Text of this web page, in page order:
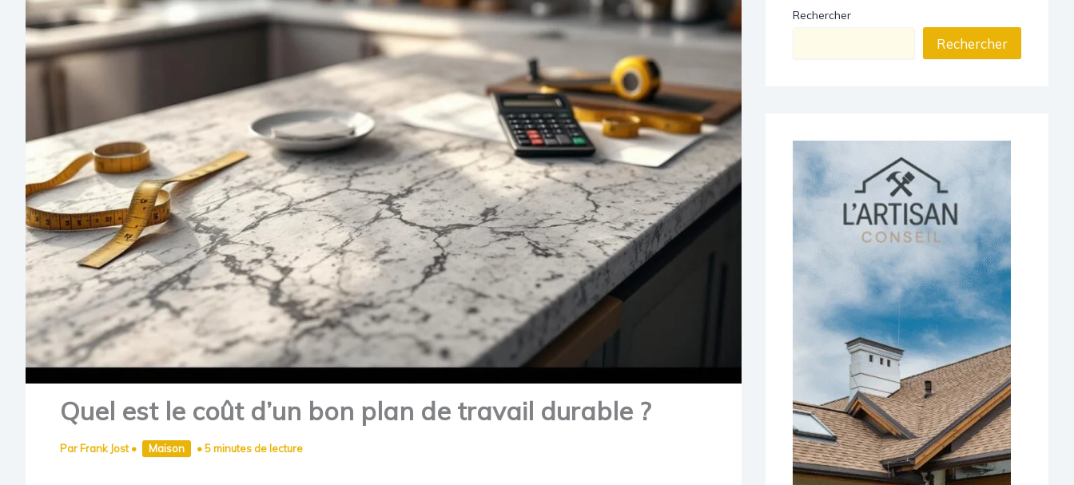
Quel est le coût d’un bon plan de travail durable ?
ParFrank Jost• Maison •5 minutes de lecture
Rechercher
Rechercher